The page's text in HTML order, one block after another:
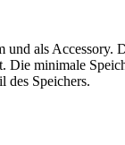
und als
Die minimale
des Speichers.